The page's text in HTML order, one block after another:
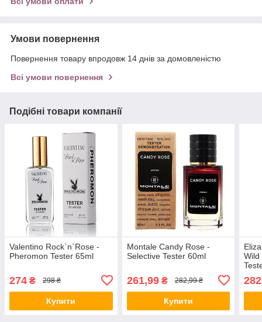
Умови повернення
Повернення товару впродовж 14 днів за домовленістю
Всі умови повернення
Подібні товари компанії
Valentino Rock`n`Rose -
Pheromon Tester 65ml
274 ₴ 298 ₴
Купити
Montale Candy Rose -
Selective Tester 60ml
261,99₴ 282,99 ₴
Купити
Wild